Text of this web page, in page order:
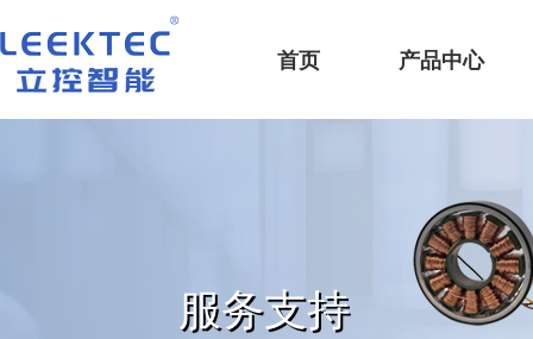
深圳市立控智能科技有限公司
首页
产品中心
服务支持